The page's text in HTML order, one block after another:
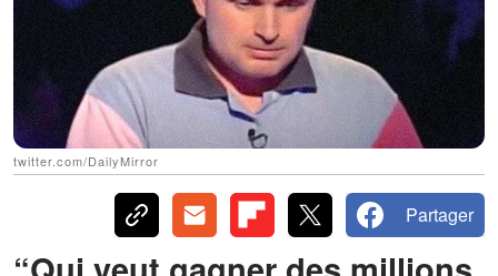
twitter.com/DailyMirror
Partager